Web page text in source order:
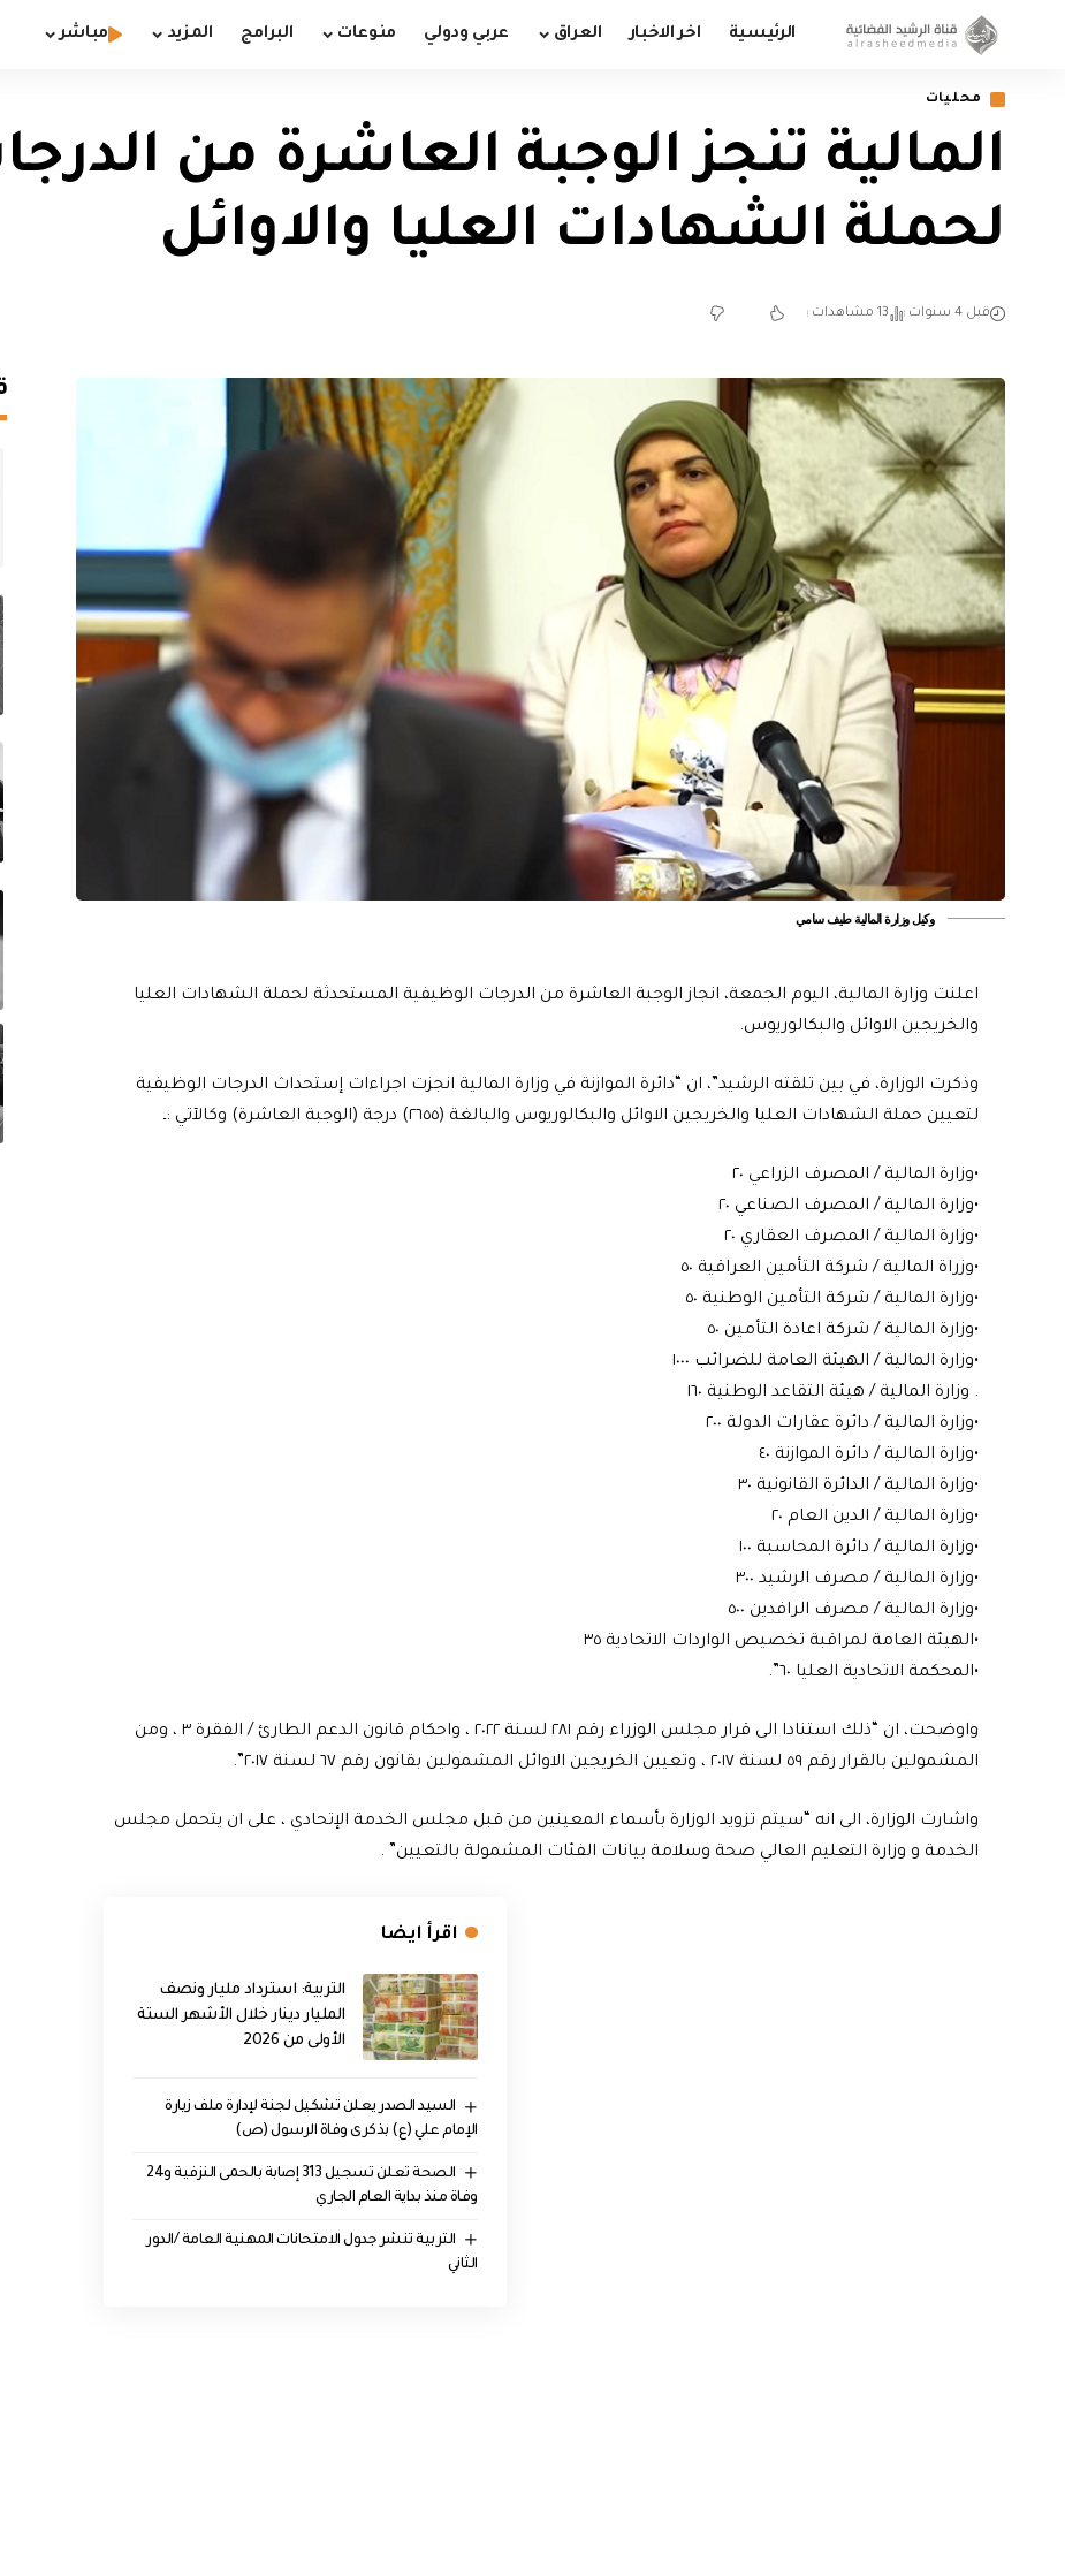
الرئيسية اخر الاخبار العراق عربي ودولي منوعات البرامج المزيد مباشر
محليات
المالية تنجز الوجبة العاشرة من
لحملة الشهادات العليا والاوائل
قبل 4 سنوات 13 مشاهدات
وكيل وزارة المالية طيف سامي
اعلنت وزارة المالية، اليوم الجمعة، انجاز الوجبة العاشرة من الدرجات الوظيفية المستحدثة لحملة الشهادات العليا
والخريجين الاوائل والبكالوريوس.
وذكرت الوزارة، في بين تلقته الرشيد”، ان “دائرة الموازنة في وزارة المالية انجزت اجراءات إستحداث الدرجات الوظيفية
لتعيين حملة الشهادات العليا والخريجين الاوائل والبكالوريوس والبالغة (٢٦٥٥) درجة (الوجبة العاشرة) وكالآتي :ـ
•وزارة المالية / المصرف الزراعي ٢٠
•وزارة المالية / المصرف الصناعي ٢٠
•وزارة المالية / المصرف العقاري ٢٠
•وزراة المالية / شركة التأمين العراقية ٥٠
•وزارة المالية / شركة التأمين الوطنية ٥٠
•وزارة المالية / شركة اعادة التأمين ٥٠
•وزارة المالية / الهيئة العامة للضرائب ١٠٠٠
. وزارة المالية / هيئة التقاعد الوطنية ١٦٠
•وزارة المالية / دائرة عقارات الدولة ٢٠٠
•وزارة المالية / دائرة الموازنة ٤٠
•وزارة المالية / الدائرة القانونية ٣٠
•وزارة المالية / الدين العام ٢٠
•وزارة المالية / دائرة المحاسبة ١٠٠
•وزارة المالية / مصرف الرشيد ٣٠٠
•وزارة المالية / مصرف الرافدين ٥٠٠
•الهيئة العامة لمراقبة تخصيص الواردات الاتحادية ٣٥
•المحكمة الاتحادية العليا ٦٠”.
واوضحت، ان “ذلك استنادا الى قرار مجلس الوزراء رقم ٢٨١ لسنة ٢٠٢٢ ، واحكام قانون الدعم الطارئ / الفقرة ٣ ، ومن
المشمولين بالقرار رقم ٥٩ لسنة ٢٠١٧ ، وتعيين الخريجين الاوائل المشمولين بقانون رقم ٦٧ لسنة ٢٠١٧”.
واشارت الوزارة، الى انه “سيتم تزويد الوزارة بأسماء المعينين من قبل مجلس الخدمة الإتحادي ، على ان يتحمل مجلس
الخدمة و وزارة التعليم العالي صحة وسلامة بيانات الفئات المشمولة بالتعيين” .
اقرأ ايضا
التربية: استرداد مليار ونصف
المليار دينار خلال الأشهر الستة
الأولى من 2026
السيد الصدر يعلن تشكيل لجنة لإدارة ملف زيارة
الإمام علي (ع) بذكرى وفاة الرسول (ص)
الصحة تعلن تسجيل 313 إصابة بالحمى النزفية و24
وفاة منذ بداية العام الجاري
التربية تنشر جدول الامتحانات المهنية العامة /الدور
الثاني